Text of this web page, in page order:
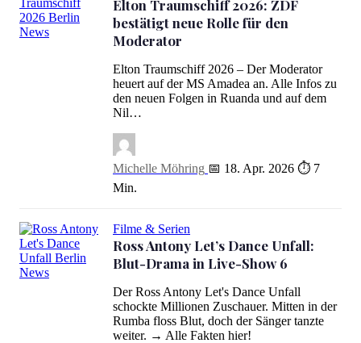
Elton Traumschiff 2026: ZDF bestätigt neue Rolle für den
Elton Traumschiff 2026: ZDF
bestätigt neue Rolle für den
Moderator
Elton Traumschiff 2026 – Der Moderator
heuert auf der MS Amadea an. Alle Infos zu
den neuen Folgen in Ruanda und auf dem
Nil…
Michelle Möhring 📅 18. Apr. 2026 ⏱ 7
Min.
Ross Antony Let’s Dance Unfall: Blut-Drama in Live-Show 6
Filme & Serien
Ross Antony Let’s Dance Unfall:
Blut-Drama in Live-Show 6
Der Ross Antony Let's Dance Unfall
schockte Millionen Zuschauer. Mitten in der
Rumba floss Blut, doch der Sänger tanzte
weiter. → Alle Fakten hier!